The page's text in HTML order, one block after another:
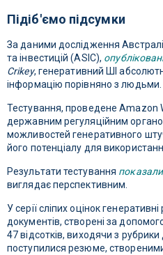
Підіб'ємо підсумки
За даними дослідження
та інвестицій (ASIC),
Crikey, генеративний ШІ
інформацію порівняно з людьми.
Тестування, проведене Amazon
державним регуляційним
можливостей генеративного
його потенціалу для
Результати тестування показали
виглядає перспективним.
У серії сліпих оцінок
документів, створені за
47 відсотків, виходячи з
поступилися резюме,